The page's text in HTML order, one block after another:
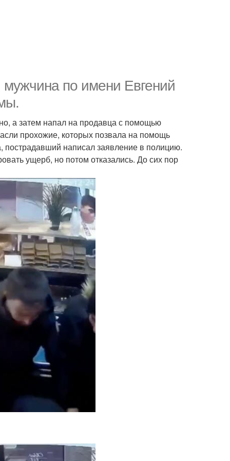
по имени Евгений
а затем напал на продавца с помощью
прохожие, которых позвала на помощь
написал заявление в полицию.
ущерб, но потом отказались. До сих пор